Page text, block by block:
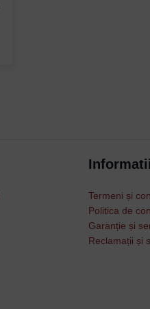
Termeni și
Politica de
Garanție și
Reclamații și